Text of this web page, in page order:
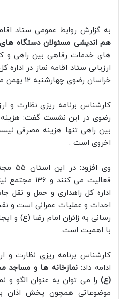
به گزارش روابط عمومی ستاد
هم اندیشی مسئولان دستگاه های
های خدمات رفاهی بین راهی و
ارزیابی ستاد اقامه نماز در
خراسان رضوی چهارشنبه 12 بهمن ماه تشکیل شد.
کارشناس برنامه ریزی نظارت و
رضوی در این نشست گفت: هزینه
بین راهی تنها هزینه مصرفی
اخروی است .
وی
فعالیت می
اداره کل راهداری و حمل و نقل
احداث و عملیات عمرانی است و
رسانی به زائران امام رضا (ع) و
با اهمیت است.
کارشناس برنامه ریزی نظارت و
ادامه داد:نمازخانه ها و مساجد
(ع) را می توان به عنوان الگو و
موضوعاتی همچون پخش اذان